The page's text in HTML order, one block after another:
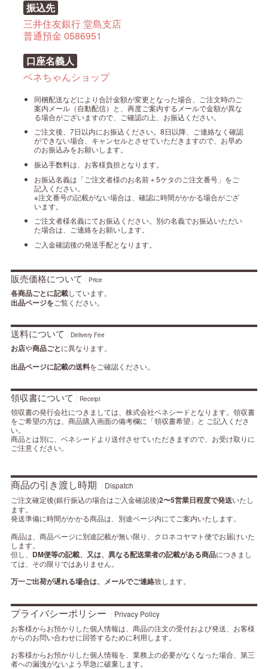
振込先
三井住友銀行 堂島支店
普通預金 0586951
口座名義人
ベネちゃんショップ
同梱配送などにより合計金額が変更となった場合、ご注文時のご
案内メール（自動配信）と、再度ご案内するメールで金額が異な
る場合がございますので、ご確認の上、お振込ください。
ご注文後、7日以内にお振込ください。8日以降、ご連絡なく確認
ができない場合、キャンセルとさせていただきますので、お早め
のお振込みをお願いします。
振込手数料は、お客様負担となります。
お振込名義は「ご注文者様のお名前＋5ケタのご注文番号」をご
記入ください。
※注文番号の記載がない場合は、確認に時間がかかる場合がござ
います。
ご注文者様名義にてお振込ください。別の名義でお振込いただい
た場合は、ご連絡をお願いします。
ご入金確認後の発送手配となります。
販売価格について Price
各商品ごとに記載しています。
出品ページをご覧ください。
送料について Delivery Fee
お店や商品ごとに異なります。
出品ページに記載の送料をご確認ください。
領収書について Receipt
領収書の発行会社につきましては、株式会社ベネシードとなります。領収書
をご希望の方は、商品購入画面の備考欄に「領収書希望」と ご記入くださ
い。
商品とは別に、ベネシードより送付させていただきますので、お受け取りに
ご注意ください。
商品の引き渡し時期
Dispatch
ご注文確定後(銀行振込の場合はご入金確認後)2〜5営業日程度で発送いたし
ます。
発送準備に時間がかかる商品は、別途ページ内にてご案内いたします。
商品は、商品ページに別途記載が無い限り、クロネコヤマト便でお届けいた
します。
但し、 DM便等の記載、又は、異なる配送業者の記載がある商品につきまし
ては、その限りではありません。
万一ご出荷が遅れる場合は、メールでご連絡致します。
プライバシーポリシー
Privacy Policy
お客様からお預かりした個人情報は、商品の注文の受付および発送、お客様
からのお問い合わせに回答するために利用します。
お客様からお預かりした個人情報を、業務上の必要がなくなった場合、第三
者への漏洩がないよう早急に破棄します。